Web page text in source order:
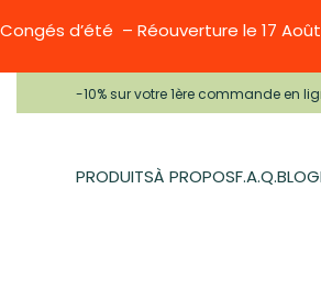
Congés d’été – Réouverture le 17 Août
-10% sur votre 1ère commande en
PRODUITSÀ PROPOSF.A.Q.BLOG